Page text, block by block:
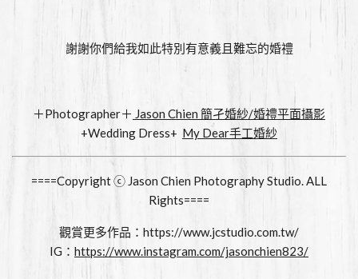
謝謝你們給我如此特別有意義且難忘的婚禮
＋Photographer＋ Jason Chien 簡孑婚紗/婚禮平面攝影
+Wedding Dress+ My Dear手工婚紗
====Copyright ⓒ Jason Chien Photography Studio. ALL
Rights====
觀賞更多作品： https://www.jcstudio.com.tw/
IG： https://www.instagram.com/jasonchien823/